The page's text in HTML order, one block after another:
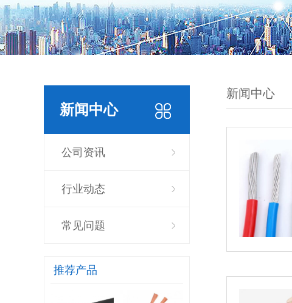
新闻中心
公司资讯
行业动态
常见问题
推荐产品
新闻中心